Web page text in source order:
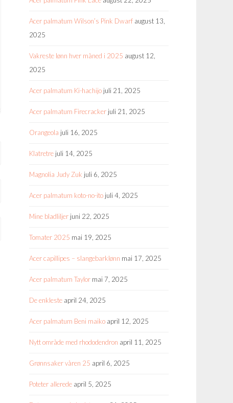
Acer palmatum Wilson’s Pink Dwarf august 13,
2025
Vakreste lønn hver måned i 2025 august 12,
2025
Acer palmatum Ki-hachijo juli 21, 2025
Acer palmatum Firecracker juli 21, 2025
Orangeola juli 16, 2025
Klatretre juli 14, 2025
Magnolia Judy Zuk juli 6, 2025
Acer palmatum koto-no-ito juli 4, 2025
Mine bladliljer juni 22, 2025
Tomater 2025 mai 19, 2025
Acer capillipes – slangebarklønn mai 17, 2025
Acer palmatum Taylor mai 7, 2025
De enkleste april 24, 2025
Acer palmatum Beni maiko april 12, 2025
Nytt område med rhododendron april 11, 2025
Grønnsaker våren 25 april 6, 2025
Poteter allerede april 5, 2025